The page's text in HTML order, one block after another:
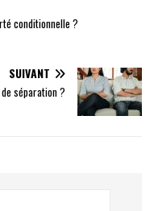
conditionnelle ?
SUIVANT
séparation ?